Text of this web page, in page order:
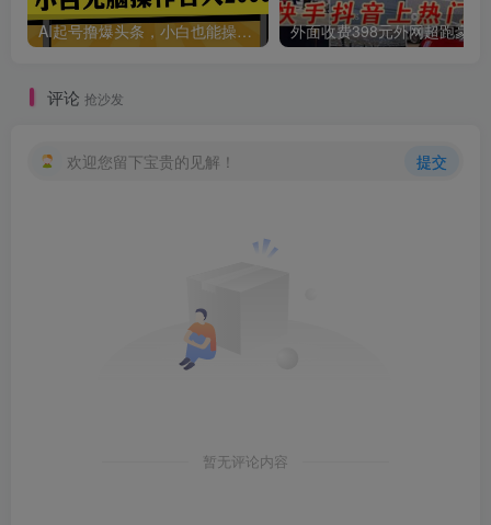
AI起号撸爆头条，小白也能操作，日入2000+
评论 抢沙发
欢迎您留下宝贵的见解！ 提交
暂无评论内容